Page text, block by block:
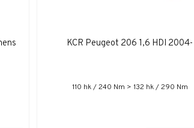
KCR Peugeot 206 1,6 HDI 2004-
110 hk / 240 Nm > 132 hk / 290 Nm